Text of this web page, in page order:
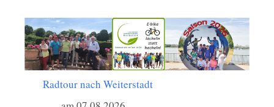
Radtour nach Weiterstadt